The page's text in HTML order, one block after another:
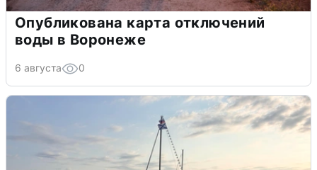
Опубликована карта отключений
воды в Воронеже
6 августа 0